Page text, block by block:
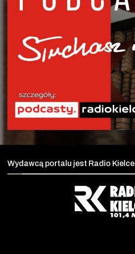
Wydawcą portalu jest Radio Kielce